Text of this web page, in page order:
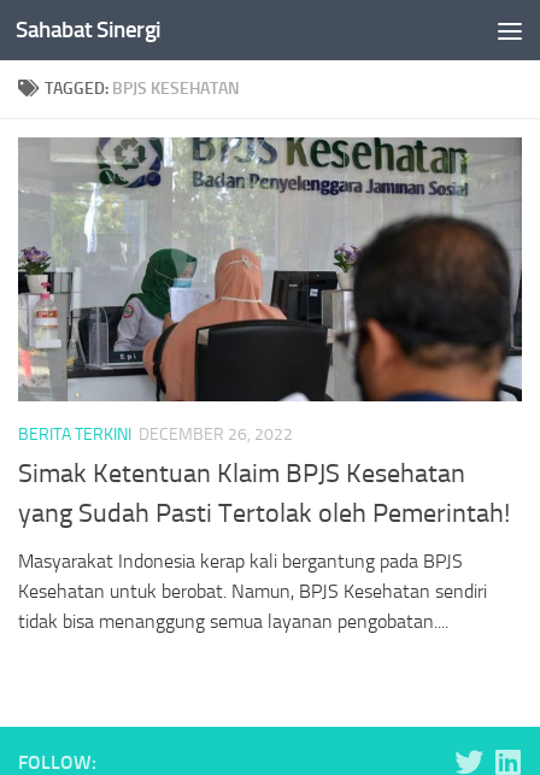
Skip to content
Sahabat Sinergi
TAGGED: BPJS KESEHATAN
BERITA TERKINI DECEMBER 26, 2022
Simak Ketentuan Klaim BPJS Kesehatan
yang Sudah Pasti Tertolak oleh Pemerintah!
Masyarakat Indonesia kerap kali bergantung pada BPJS
Kesehatan untuk berobat. Namun, BPJS Kesehatan sendiri
tidak bisa menanggung semua layanan pengobatan....
FOLLOW: